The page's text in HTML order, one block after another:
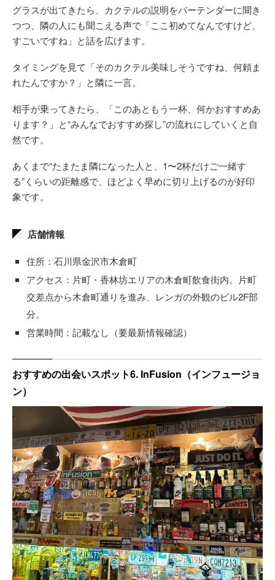
グラスが出てきたら、カクテルの説明をバーテンダーに聞き
つつ、隣の人にも聞こえる声で「ここ初めてなんですけど、
すごいですね」と話を広げます。
タイミングを見て「そのカクテル美味しそうですね、何頼ま
れたんですか？」と隣に一言。
相手が乗ってきたら、「このあともう一杯、何かおすすめあ
ります？」と“みんなでおすすめ探し”の流れにしていくと自
然です。
あくまで“たまたま隣になった人と、1〜2杯だけご一緒す
る”くらいの距離感で、ほどよく早めに切り上げるのが好印
象です。
店舗情報
住所：石川県金沢市木倉町
アクセス：片町・香林坊エリアの木倉町飲食街内。片町
交差点から木倉町通りを進み、レンガの外観のビル2F部
分。
営業時間：記載なし（要最新情報確認）
おすすめの出会いスポット6. InFusion（インフュージョ
ン）